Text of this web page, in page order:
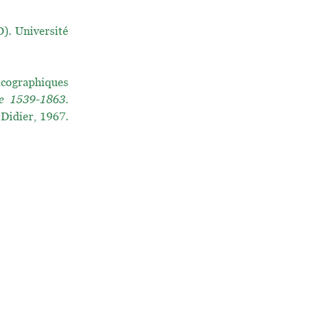
Université
1539-1863.
1967.